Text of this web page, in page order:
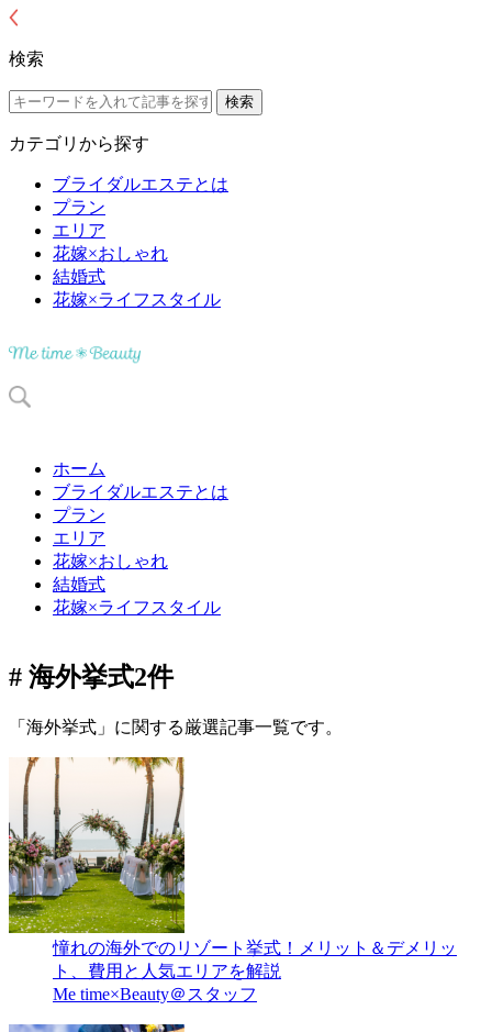
検索
カテゴリから探す
ブライダルエステとは
プラン
エリア
花嫁×おしゃれ
結婚式
花嫁×ライフスタイル
ホーム
ブライダルエステとは
プラン
エリア
花嫁×おしゃれ
結婚式
花嫁×ライフスタイル
# 海外挙式2件
「海外挙式」に関する厳選記事一覧です。
憧れの海外でのリゾート挙式！メリット＆デメリッ
ト、費用と人気エリアを解説
Me time×Beauty＠スタッフ